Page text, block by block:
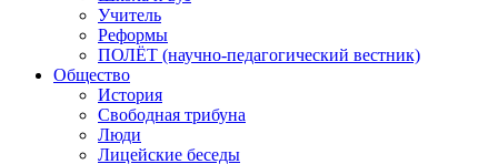
Учитель
Реформы
ПОЛЁТ (научно-педагогический вестник)
Общество
История
Свободная трибуна
Люди
Лицейские беседы